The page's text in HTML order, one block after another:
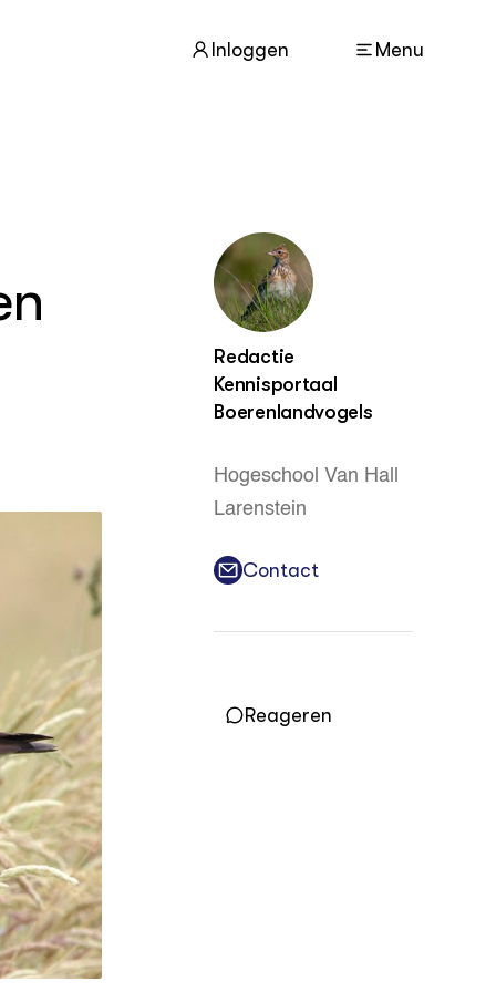
Inloggen Menu
Columns & Blogs
Practoraten
LEREN
Wiki Groen Kennisnet
GROEN KENNISNET
Over ons
Contact
ENGLISH
Search the Knowledge base
Redactie
Kennisportaal
Boerenlandvogels
Hogeschool Van Hall
Larenstein
Contact
Reageren